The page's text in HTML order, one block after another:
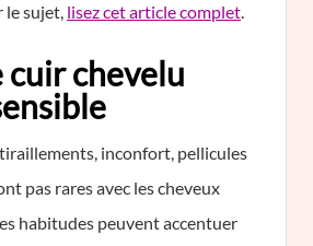
le sujet, lisez cet article complet.
cuir chevelu
inconfort, pellicules
pas rares avec les cheveux
habitudes peuvent accentuer